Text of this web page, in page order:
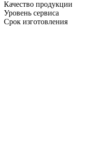
Качество продукции
Уровень сервиса
Срок изготовления